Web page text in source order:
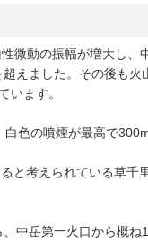
微動の振幅が増大し、
えました。その後も火
います。
色の噴煙が最高で
と考えられている草千
中岳第一火口から概ね